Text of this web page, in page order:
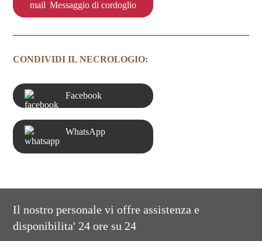
Messaggio di cordoglio
CONDIVIDI IL NECROLOGIO:
Facebook
WhatsApp
Il nostro personale vi offre assistenza e
disponibilita' 24 ore su 24